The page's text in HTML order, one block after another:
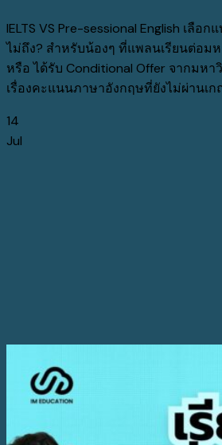
IELTS VS Pre-sessional English เลือ
ไม่ถึง? สำหรับน้องๆ ที่แพลนเรียนต่อม
หรือ ได้รับ Conditional Offer จากมหา
เรื่องคะแนนภาษาอังกฤษที่ยังไม่ผ่านเ
14
Jul